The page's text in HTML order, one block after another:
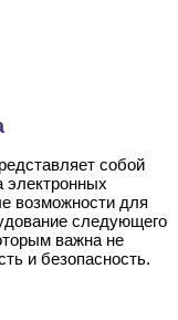
собой
возможности для
следующего
важна не
и безопасность.